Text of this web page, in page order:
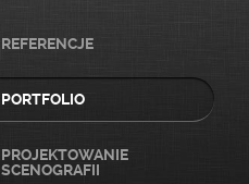
REFERENCJE
PORTFOLIO
PROJEKTOWANIE
SCENOGRAFII